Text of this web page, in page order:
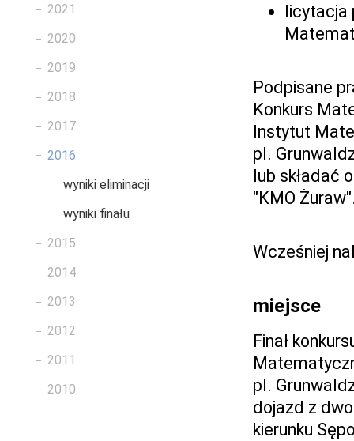
2021
2020
2019
2018
2017
2016
wyniki eliminacji
wyniki finału
2015
2014
2013
2012
2011
2010
licytacja
Podpisane
Konkurs
Instytut
pl.
lub składać
"KMO
Wcześniej
miejsce
Finał
pl.
dojazd z
kierunku